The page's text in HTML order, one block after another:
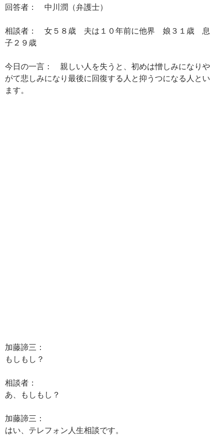
回答者： 中川潤（弁護士）
相談者： 女５８歳 夫は１０年前に他界 娘３１歳 息
子２９歳
今日の一言： 親しい人を失うと、初めは憎しみになりや
がて悲しみになり最後に回復する人と抑うつになる人とい
ます。
加藤諦三：
もしもし？
相談者：
あ、もしもし？
加藤諦三：
はい、テレフォン人生相談です。